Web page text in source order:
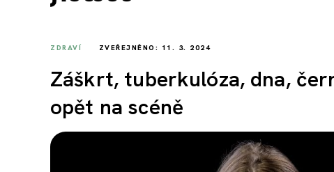
ZDRAVÍ ZVEŘEJNĚNO: 11. 3. 2024
Záškrt, tuberkulóza, dna,
opět na scéně